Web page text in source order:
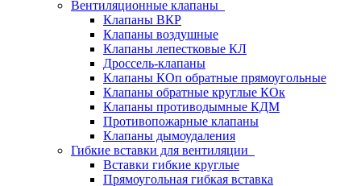
Вентиляционные клапаны
Клапаны ВКР
Клапаны воздушные
Клапаны лепестковые КЛ
Дроссель-клапаны
Клапаны КОп обратные прямоугольные
Клапаны обратные круглые КОк
Клапаны противодымные КДМ
Противопожарные клапаны
Клапаны дымоудаления
Гибкие вставки для вентиляции
Вставки гибкие круглые
Прямоугольная гибкая вставка